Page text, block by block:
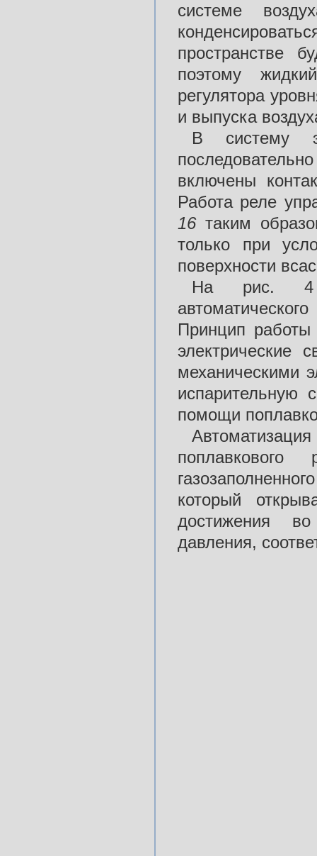
системе
пространстве
поэтому
регулятора
и выпуска
В систему
включены
Работа реле
16 таким
только при
поверхности
На рис. 4
Принцип
электрические
механическими
испарительную
помощи
поплавкового
который
достижения
давления,